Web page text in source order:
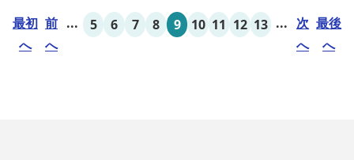
最初
へ
前
へ
... 5 6 7 8 9 10 11 12 13 ... 次
へ
最後
へ